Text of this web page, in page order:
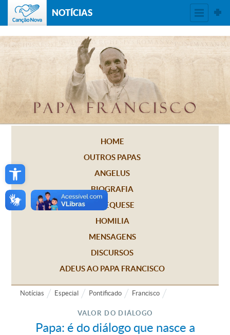
Open toolbar
NOTÍCIAS
HOME
OUTROS PAPAS
ANGELUS
BIOGRAFIA
CATEQUESE
HOMILIA
MENSAGENS
DISCURSOS
ADEUS AO PAPA FRANCISCO
Notícias Especial Pontificado Francisco
VALOR DO DIÁLOGO
Papa: é do diálogo que nasce a